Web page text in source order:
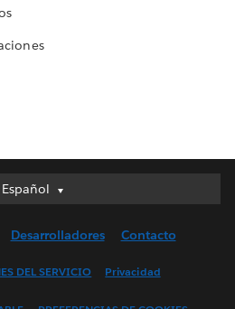
Español
Español
English (UK)
Desarrolladores Contacto
DEL SERVICIO Privacidad